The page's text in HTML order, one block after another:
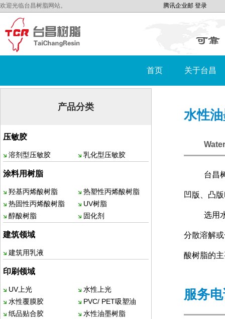
欢迎光临台昌树脂网站。 腾讯企业邮 登录
首页 关于台昌
产品分类
压敏胶
溶剂型压敏胶 乳化型压敏胶
涂料用树脂
羟基丙烯酸树脂
热塑性丙烯酸树脂
热固性丙烯酸树脂
UV树脂
醇酸树脂
固化剂
建筑领域
建筑用乳液
印刷领域
UV上光
水性上光
水性覆膜胶
PVC/ PET吸塑油
纸品贴合胶
水性油墨树脂
水性
台昌
凹版、凸
选用
分散溶解
酸树脂的
服务